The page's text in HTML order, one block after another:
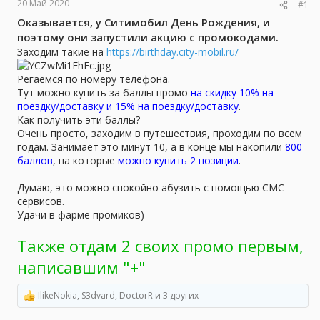
20 Май 2020 #1
Оказывается, у Ситимобил День Рождения, и
поэтому они запустили акцию с промокодами.
Заходим такие на https://birthday.city-mobil.ru/
Регаемся по номеру телефона.
Тут можно купить за баллы промо на скидку 10% на
поездку/доставку и 15% на поездку/доставку.
Как получить эти баллы?
Очень просто, заходим в путешествия, проходим по всем
годам. Занимает это минут 10, а в конце мы накопили 800
баллов, на которые можно купить 2 позиции.
Думаю, это можно спокойно абузить с помощью СМС
сервисов.
Удачи в фарме промиков)
Также отдам 2 своих промо первым,
написавшим "+"
Р
е
IlikeNokia, S3dvard, DoctorR и 3 других